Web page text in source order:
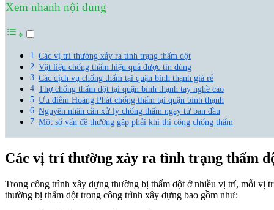
Xem nhanh nội dung
Các vị trí thường xảy ra tình trạng thấm dột
Vật liệu chống thấm hiệu quả được tin dùng
Các dịch vụ chống thấm tại quận bình thạnh giá rẻ
Thợ chống thấm dột tại quận bình thạnh tay nghề cao
Ưu điểm Hoàng Phát chống thấm tại quận bình thạnh
Nguyên nhân cần xử lý chống thấm ngay từ ban đầu
Một số vấn đề thường gặp phải khi thi công chống thấm
Các vị trí thường xảy ra tình trạng thấm
Trong công trình xây dựng thường bị thấm dột ở nhiều vị trí, mỗi vị
thường bị thấm dột trong công trình xây dựng bao gồm như: